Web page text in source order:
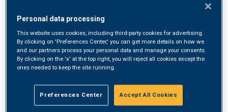
PUNTO PRELIEVI SYNLAB DI VOBARNO - VIA PROVINCIALE
77/E
26
Novembre 2024
ore: 19:30
Personal data processing
This website uses cookies, including third-party cookies for advertising.
By clicking on 'Preferences Center,' you can get more details on how we
and our partners process your personal data and manage your consents.
By clicking on the 'x' at the top right, you will reject all cookies except the
ones needed to keep the site running.
Preferences Center Accept All Cookies